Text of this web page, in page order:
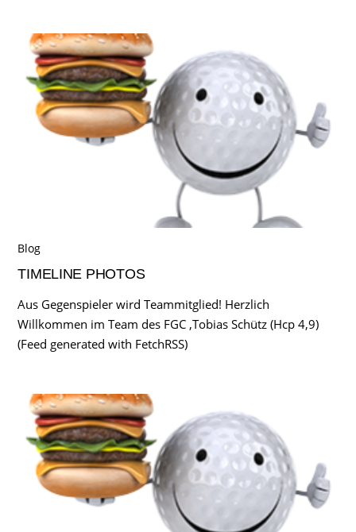
Blog
TIMELINE PHOTOS
Aus Gegenspieler wird Teammitglied! Herzlich
Willkommen im Team des FGC ,Tobias Schütz (Hcp 4,9)
(Feed generated with FetchRSS)